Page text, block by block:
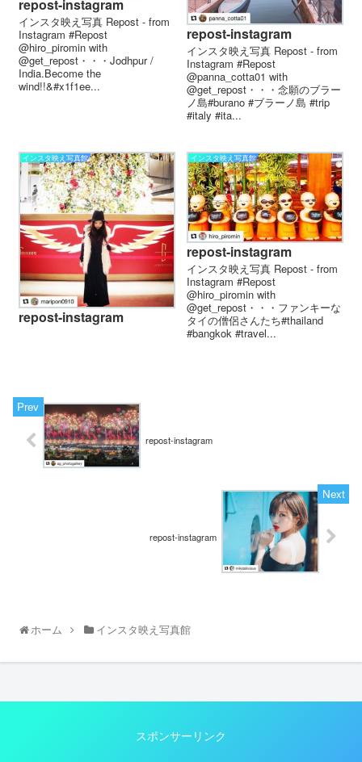
repost-instagram
インスタ映え写真 Repost - from
Instagram #Repost
@hiro_piromin with
@get_repost・・・Jodhpur /
India.Become the
wind!!&#x1f1ee...
repost-instagram
インスタ映え写真 Repost - from
Instagram #Repost
@panna_cotta01 with
@get_repost・・・念願のブラー
ノ島#burano #ブラーノ島 #trip
#italy #ita...
インスタ映え写真館
repost-instagram
インスタ映え写真館
repost-instagram
インスタ映え写真 Repost - from
Instagram #Repost
@hiro_piromin with
@get_repost・・・ファンキーな
タイの僧侶さんたち#thailand
#bangkok #travel...
repost-instagram
repost-instagram
ホーム インスタ映え写真館
スポンサーリンク